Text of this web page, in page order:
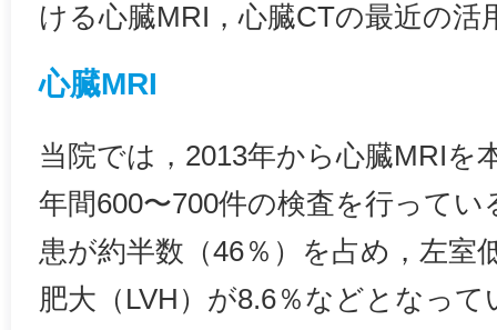
ける心臓MRI，心臓CTの最近の活
心臓MRI
当院では，2013年から心臓MRIを
年間600〜700件の検査を行ってい
患が約半数（46％）を占め，左室
肥大（LVH）が8.6％などとなっ